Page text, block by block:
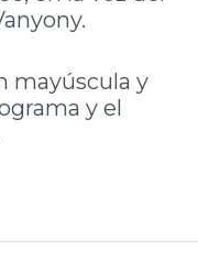
mayúscula y
y el